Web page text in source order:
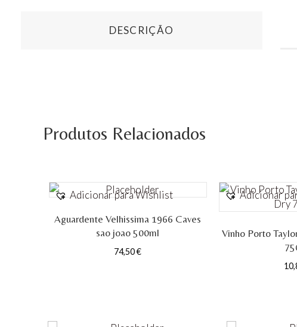
DESCRIÇÃO
Produtos Relacionados
Adicionar para Wishlist
Aguardente Velhissima 1966 Caves
sao joao 500ml
74,50€
Adicionar
Vinho Porto